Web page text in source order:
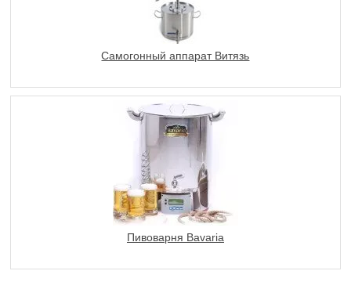
Самогонный аппарат Витязь
Пивоварня Bavaria